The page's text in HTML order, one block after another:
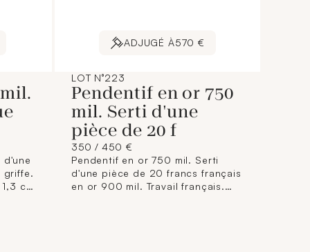
d'une
griffe.
cm
ADJUGÉ À570 €
LOT N°223
Pendentif en or 750
mil. Serti d'une
pièce de 20 f
350 / 450 €
Pendentif en or 750 mil. Serti
d'une pièce de 20 francs français
en or 900 mil. Travail français.